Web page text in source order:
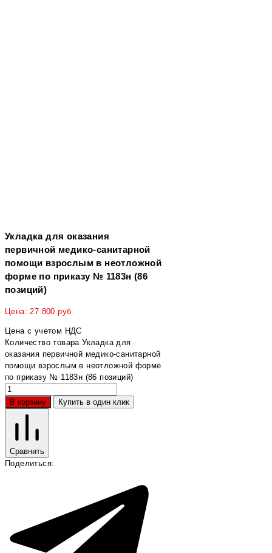
Укладка для оказания
первичной медико-санитарной
помощи взрослым в неотложной
форме по приказу № 1183н (86
позиций)
Цена:27 800 руб.
Цена с учетом НДС
Количество товара Укладка для
оказания первичной медико-санитарной
помощи взрослым в неотложной форме
по приказу № 1183н (86 позиций)
В корзину Купить в один клик
Сравнить
Поделиться: